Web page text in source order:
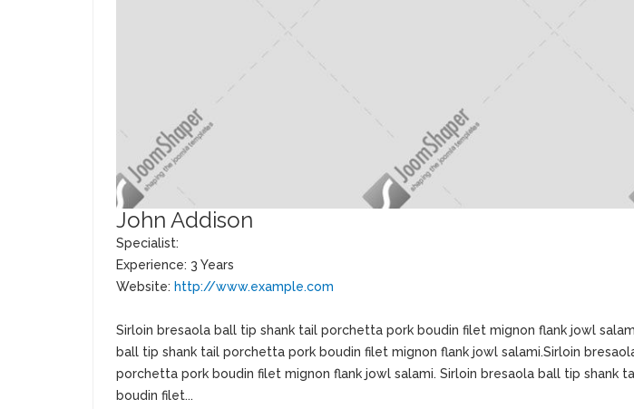
John Addison
Specialist:
Experience: 3 Years
Website: http://www.example.com
Sirloin bresaola ball tip shank tail porchetta pork boudin filet mignon flank jowl
ball tip shank tail porchetta pork boudin filet mignon flank jowl salami.Sirloin
porchetta pork boudin filet mignon flank jowl salami. Sirloin bresaola ball tip shank
boudin filet...